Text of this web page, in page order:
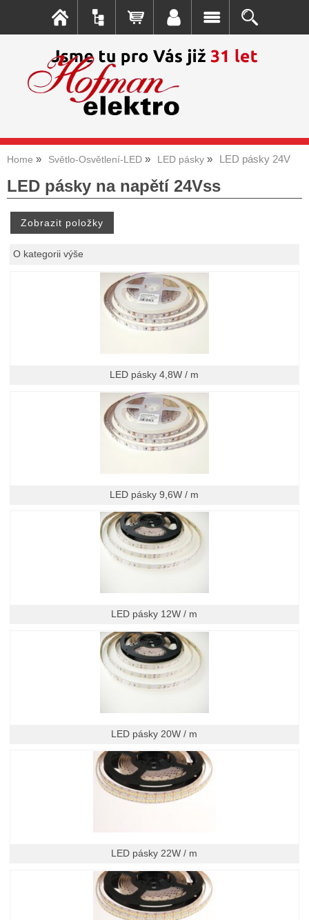
Home Světlo-Osvětlení-LED LED pásky LED pásky 24V
LED pásky na napětí 24Vss
O kategorii výše
LED pásky 4,8W / m
LED pásky 9,6W / m
LED pásky 12W / m
LED pásky 20W / m
LED pásky 22W / m